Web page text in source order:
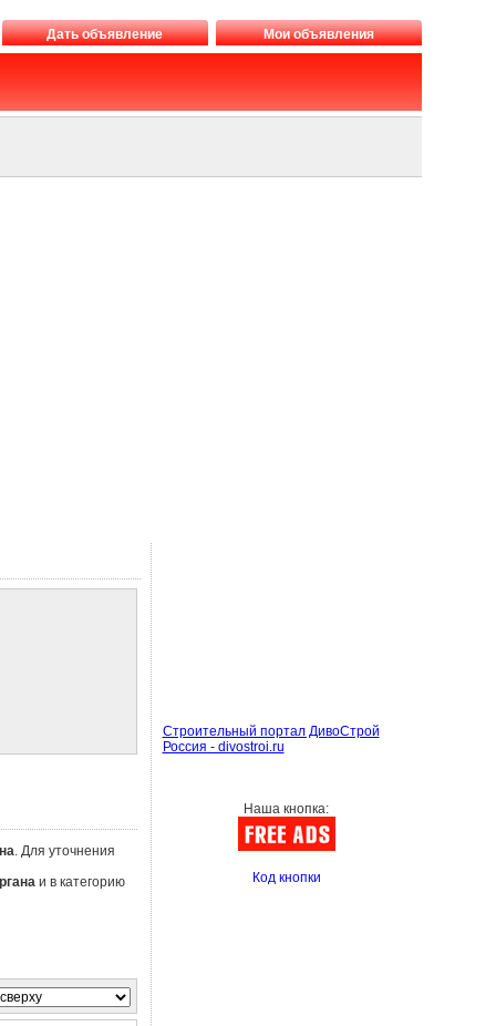
Дать объявление Мои объявления
. Для уточнения
и в категорию
Строительный портал ДивоСтрой
Россия - divostroi.ru
Наша кнопка:
Код кнопки